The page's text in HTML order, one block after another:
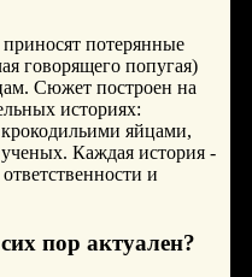
потерянные
говорящего попугая)
Сюжет построен на
историях:
крокодильими яйцами,
Каждая история -
и
пор актуален?